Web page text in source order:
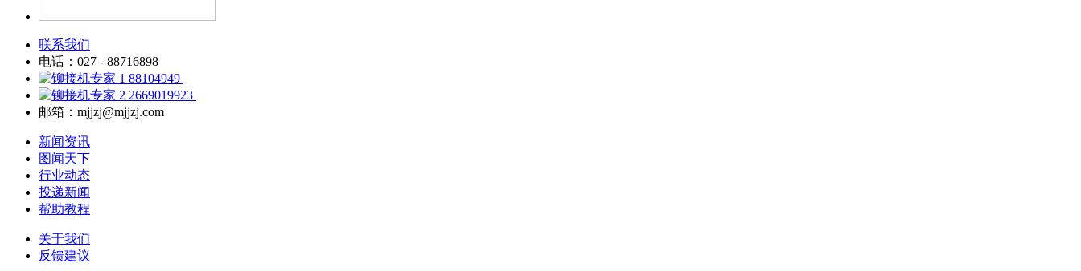
联系我们
电话：027 - 88716898
88104949
2669019923
邮箱：mjjzj@mjjzj.com
新闻资讯
图闻天下
行业动态
投递新闻
帮助教程
关于我们
反馈建议